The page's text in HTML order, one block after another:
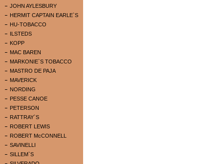
JOHN AYLESBURY
HERMIT CAPTAIN EARLE`S
HU-TOBACCO
ILSTEDS
KOPP
MAC BAREN
MARKONIE`S TOBACCO
MASTRO DE PAJA
MAVERICK
NORDING
PESSE CANOE
PETERSON
RATTRAY`S
ROBERT LEWIS
ROBERT McCONNELL
SAVINELLI
SILLEM`S